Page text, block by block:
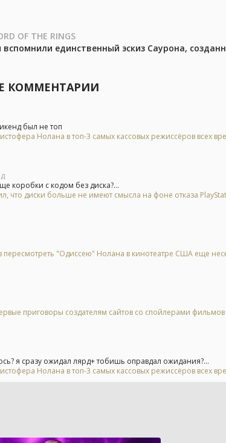
OF THE RINGS
вспомнили единственный эскиз Саурона,
КОММЕНТАРИИ
был не топ
Нолана в топ-3 самых кассовых режиссёров всех
коробки с кодом без диска?...
что диски больше не имеют смысла на фоне отказа
пересмотреть "Одиссею" Нолана в кинотеатре США еще
приговоры создателям сайтов со спойлерами фильмов
я сразу ожидал лярд+ тобишь оправдал ожидания?...
Нолана в топ-3 самых кассовых режиссёров всех